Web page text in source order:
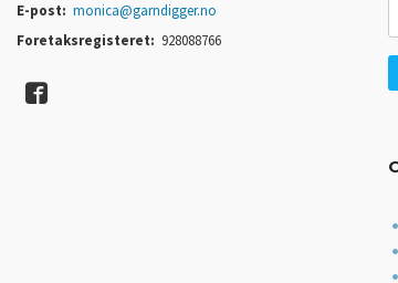
E-post: monica@garndigger.no
Foretaksregisteret: 928088766